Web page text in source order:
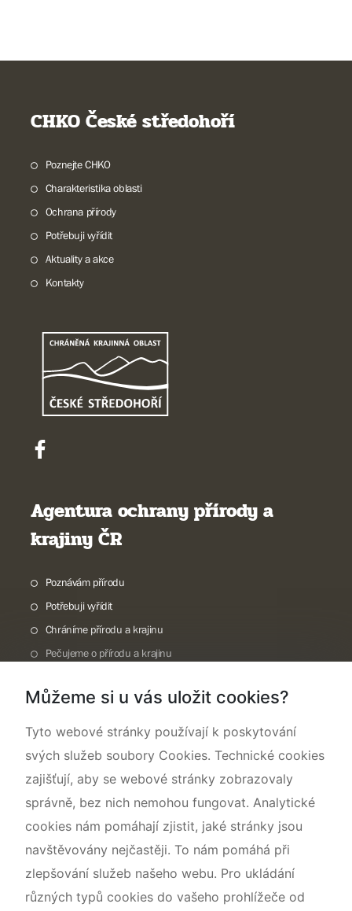
CHKO České středohoří
Poznejte CHKO
Charakteristika oblasti
Ochrana přírody
Potřebuji vyřídit
Aktuality a akce
Kontakty
Agentura ochrany přírody a
krajiny ČR
Poznávám přírodu
Potřebuji vyřídit
Chráníme přírodu a krajinu
Pečujeme o přírodu a krajinu
O nás
Můžeme si u vás uložit cookies?
Tyto webové stránky používají k poskytování
svých služeb soubory Cookies. Technické cookies
zajišťují, aby se webové stránky zobrazovaly
správně, bez nich nemohou fungovat. Analytické
cookies nám pomáhají zjistit, jaké stránky jsou
navštěvovány nejčastěji. To nám pomáhá při
zlepšování služeb našeho webu. Pro ukládání
různých typů cookies do vašeho prohlížeče od